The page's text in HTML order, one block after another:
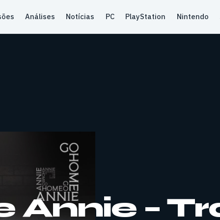
Análises Notícias PC PlayStation Nintendo
Annie –